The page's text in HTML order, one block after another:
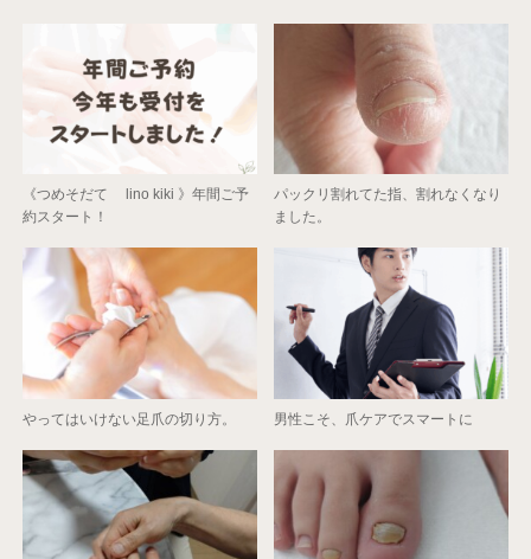
《つめそだて lino kiki 》年間ご予
約スタート！
パックリ割れてた指、割れなくなり
ました。
やってはいけない足爪の切り方。 男性こそ、爪ケアでスマートに